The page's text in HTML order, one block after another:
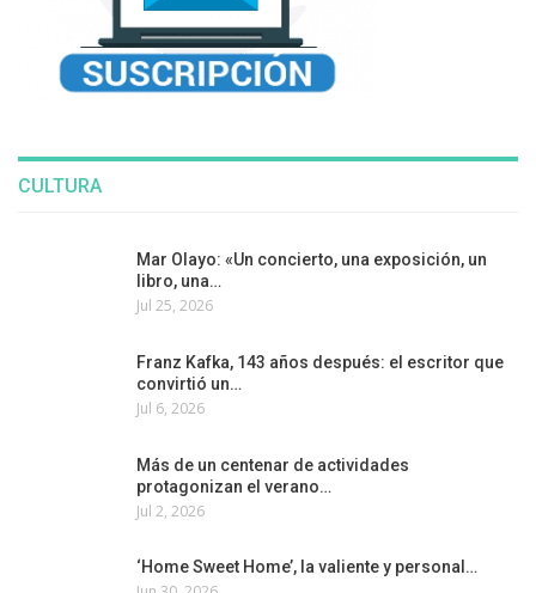
CULTURA
Mar Olayo: «Un concierto, una exposición, un
libro, una…
Jul 25, 2026
Franz Kafka, 143 años después: el escritor que
convirtió un…
Jul 6, 2026
Más de un centenar de actividades
protagonizan el verano…
Jul 2, 2026
‘Home Sweet Home’, la valiente y personal…